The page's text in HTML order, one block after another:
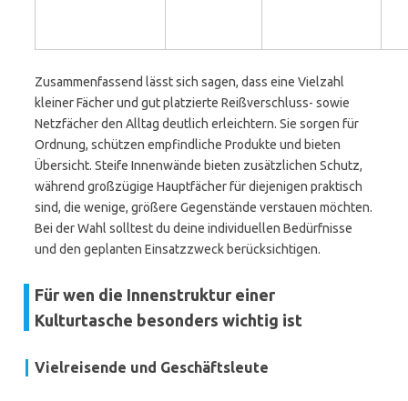
Zusammenfassend lässt sich sagen, dass eine Vielzahl
kleiner Fächer und gut platzierte Reißverschluss- sowie
Netzfächer den Alltag deutlich erleichtern. Sie sorgen für
Ordnung, schützen empfindliche Produkte und bieten
Übersicht. Steife Innenwände bieten zusätzlichen Schutz,
während großzügige Hauptfächer für diejenigen praktisch
sind, die wenige, größere Gegenstände verstauen möchten.
Bei der Wahl solltest du deine individuellen Bedürfnisse
und den geplanten Einsatzzweck berücksichtigen.
Für wen die Innenstruktur einer
Kulturtasche besonders wichtig ist
Vielreisende und Geschäftsleute